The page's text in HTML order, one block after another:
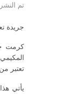
تم النشر
جريدة
تعتبر
يأتي